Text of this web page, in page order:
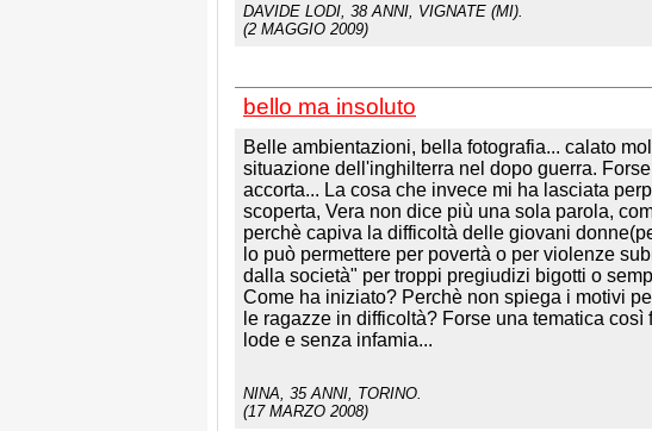
DAVIDE LODI , 38 ANNI, VIGNATE (MI).
(2 MAGGIO 2009)
bello ma insoluto
Belle ambientazioni, bella fotografia... calato
situazione dell'inghilterra nel dopo guerra.
accorta... La cosa che invece mi ha lasciata
scoperta, Vera non dice più una sola parola,
perchè capiva la difficoltà delle giovani
lo può permettere per povertà o per violenze
dalla società" per troppi pregiudizi bigotti o
Come ha iniziato? Perchè non spiega i motivi
le ragazze in difficoltà? Forse una tematica
lode e senza infamia...
NINA , 35 ANNI, TORINO.
(17 MARZO 2008)